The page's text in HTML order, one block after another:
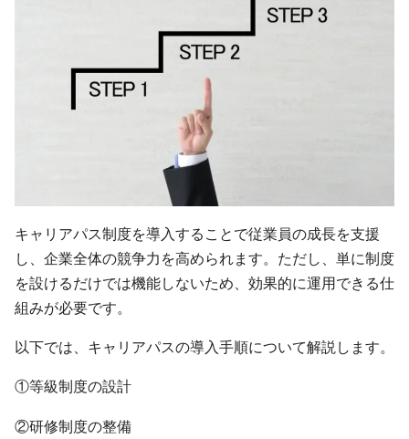
キャリアパス制度を導入することで従業員の成長を支援
し、企業全体の競争力を高められます。ただし、単に制度
を設けるだけでは機能しないため、効果的に運用できる仕
組みが必要です。
以下では、キャリアパスの導入手順について解説します。
①等級制度の設計
②研修制度の整備